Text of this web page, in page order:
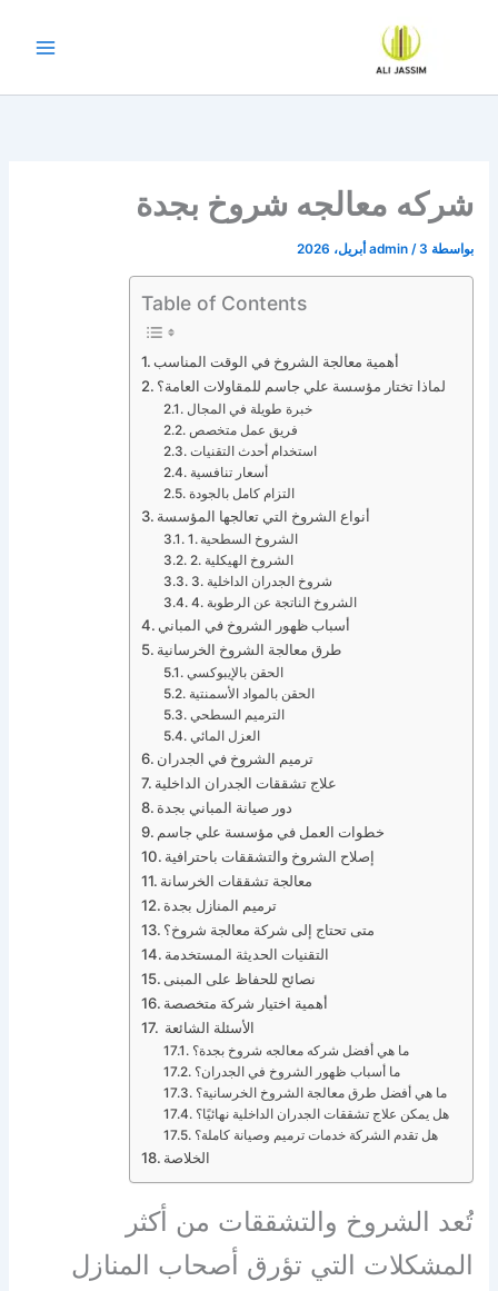
شركه معالجه شروخ بجدة
بواسطة admin /3 أبريل، 2026
Table of Contents
أهمية معالجة الشروخ في الوقت المناسب
لماذا تختار مؤسسة علي جاسم للمقاولات العامة؟
خبرة طويلة في المجال
فريق عمل متخصص
استخدام أحدث التقنيات
أسعار تنافسية
التزام كامل بالجودة
أنواع الشروخ التي تعالجها المؤسسة
1. الشروخ السطحية
2. الشروخ الهيكلية
3. شروخ الجدران الداخلية
4. الشروخ الناتجة عن الرطوبة
أسباب ظهور الشروخ في المباني
طرق معالجة الشروخ الخرسانية
الحقن بالإيبوكسي
الحقن بالمواد الأسمنتية
الترميم السطحي
العزل المائي
ترميم الشروخ في الجدران
علاج تشققات الجدران الداخلية
دور صيانة المباني بجدة
خطوات العمل في مؤسسة علي جاسم
إصلاح الشروخ والتشققات باحترافية
معالجة تشققات الخرسانة
ترميم المنازل بجدة
متى تحتاج إلى شركة معالجة شروخ؟
التقنيات الحديثة المستخدمة
نصائح للحفاظ على المبنى
أهمية اختيار شركة متخصصة
الأسئلة الشائعة
ما هي أفضل شركه معالجه شروخ بجدة؟
ما أسباب ظهور الشروخ في الجدران؟
ما هي أفضل طرق معالجة الشروخ الخرسانية؟
هل يمكن علاج تشققات الجدران الداخلية نهائيًا؟
هل تقدم الشركة خدمات ترميم وصيانة كاملة؟
الخلاصة
تُعد الشروخ والتشققات من أكثر
المشكلات التي تؤرق أصحاب المنازل